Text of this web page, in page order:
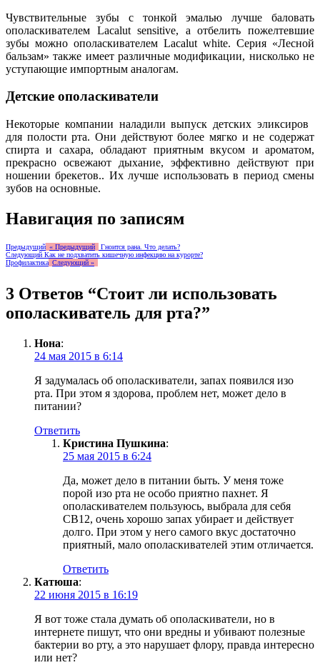
Чувствительные зубы с тонкой эмалью лучше баловать
ополаскивателем Lacalut sensitive, а отбелить пожелтевшие
зубы можно ополаскивателем Lacalut white. Серия «Лесной
бальзам» также имеет различные модификации, нисколько не
уступающие импортным аналогам.
Детские ополаскиватели
Некоторые компании наладили выпуск детских эликсиров
для полости рта. Они действуют более мягко и не содержат
спирта и сахара, обладают приятным вкусом и ароматом,
прекрасно освежают дыхание, эффективно действуют при
ношении брекетов.. Их лучше использовать в период смены
зубов на основные.
Навигация по записям
Предыдущий « Предыдущий
Гноится рана. Что делать?
Следующий Как не подхватить кишечную инфекцию на курорте?
Профилактика Следующий »
3 Ответов “Стоит ли использовать
ополаскиватель для рта?”
Нона:
24 мая 2015 в 6:14
Я задумалась об ополаскиватели, запах появился изо
рта. При этом я здорова, проблем нет, может дело в
питании?
Ответить
Кристина Пушкина:
25 мая 2015 в 6:24
Да, может дело в питании быть. У меня тоже
порой изо рта не особо приятно пахнет. Я
ополаскивателем пользуюсь, выбрала для себя
СВ12, очень хорошо запах убирает и действует
долго. При этом у него самого вкус достаточно
приятный, мало ополаскивателей этим отличается.
Ответить
Катюша:
22 июня 2015 в 16:19
Я вот тоже стала думать об ополаскиватели, но в
интернете пишут, что они вредны и убивают полезные
бактерии во рту, а это нарушает флору, правда интересно
или нет?